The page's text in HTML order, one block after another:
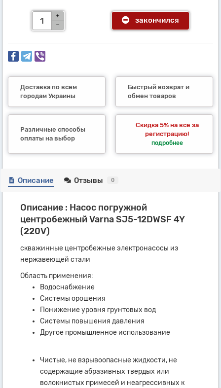
закончился
Доставка по всем
городам Украины
Быстрый возврат и
обмен товаров
Различные способы
оплаты на выбор
Скидка 5% на все за
регистрацию!
подробнее
Описание Отзывы 0
Описание : Насос погружной
центробежный Varna SJ5-12DWSF 4Y
(220V)
скважинные центробежные электронасосы из
нержавеющей стали
Область применения:
Водоснабжение
Системы орошения
Понижение уровня грунтовых вод
Системы повышения давления
Другое промышленное использование
Чистые, не взрывоопасные жидкости, не
содержащие абразивных твердых или
волокнистых примесей и неагрессивных к